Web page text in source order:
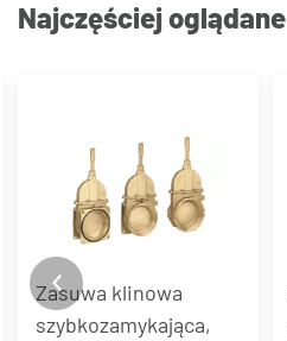
Najczęściej oglądane
Zasuwa klinowa
szybkozamykająca,